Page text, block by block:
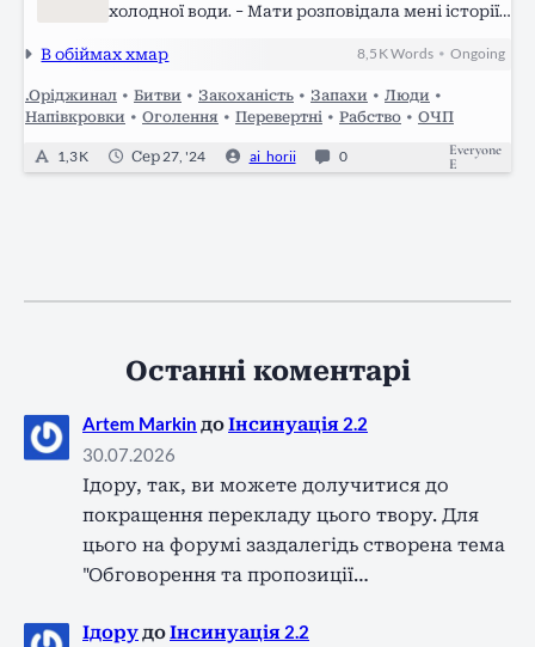
холодної води. – Мати розповідала мені історії
дихати під водою, вони мали хвости та зябра,
В обіймах хмар 8,5 KWords •Ongoing
.Оріджинал • Битви • Закоханість • Запахи • Люди •
Напівкровки • Оголення • Перевертні • Рабство • ОЧП
1,3 K Сер 27, '24 ai_horii 0
Everyone
E
Останні коментарі
Artem Markin доІнсинуація 2.2
30.07.2026
Ідору, так, ви можете долучитися до
покращення перекладу цього твору. Для
цього на форумі заздалегідь створена тема
"Обговорення та пропозиції…
Ідору доІнсинуація 2.2